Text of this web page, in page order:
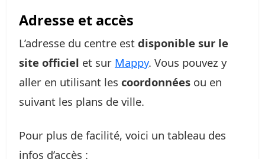
Adresse et accès
L’adresse du centre est disponible sur le
site officiel et sur Mappy. Vous pouvez y
aller en utilisant les coordonnées ou en
suivant les plans de ville.
Pour plus de facilité, voici un tableau des
infos d’accès :